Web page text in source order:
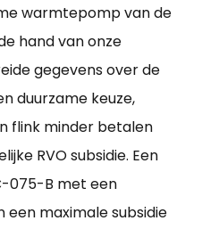
warmtepomp van de
hand van onze
gegevens over de
duurzame keuze,
flink minder betalen
RVO subsidie. Een
075-B met een
een maximale subsidie